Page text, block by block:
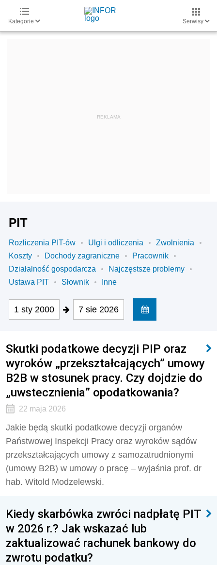
Kategorie Serwisy
PIT
Rozliczenia PIT-ów Ulgi i odliczenia
Zwolnienia
Koszty
Dochody zagraniczne
Pracownik
Działalność gospodarcza
Najczęstsze problemy
Ustawa PIT
Słownik Inne
1 sty 2000 7 sie 2026
Skutki podatkowe decyzji PIP oraz
wyroków „przekształcających” umowy
B2B w stosunek pracy. Czy dojdzie do
„uwstecznienia” opodatkowania?
22 maja 2026
Jakie będą skutki podatkowe decyzji organów
Państwowej Inspekcji Pracy oraz wyroków sądów
przekształcających umowy z samozatrudnionymi
(umowy B2B) w umowy o pracę – wyjaśnia prof. dr
hab. Witold Modzelewski.
Kiedy skarbówka zwróci nadpłatę PIT
w 2026 r.? Jak wskazać lub
zaktualizować rachunek bankowy do
zwrotu podatku?